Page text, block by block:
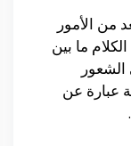
من الأمور
ما بين
عبارة عن